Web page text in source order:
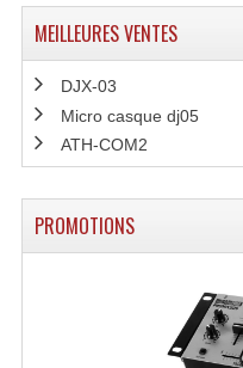
Effets
MEILLEURES VENTES
DJX-03
Micro casque dj05
ATH-COM2
PROMOTIONS